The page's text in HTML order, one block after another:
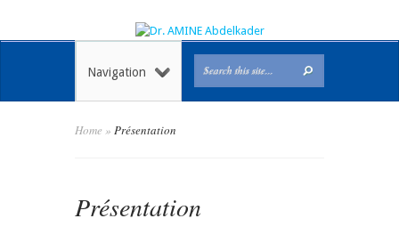
Navigation
Home » Présentation
Présentation